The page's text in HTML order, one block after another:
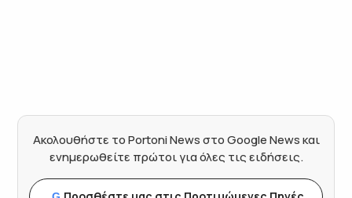
Ακολουθήστε το Portoni News στο Google News και
ενημερωθείτε πρώτοι για όλες τις ειδήσεις.